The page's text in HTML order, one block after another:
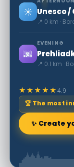
☀️
📍 0 km ·
🌆
EVENING
📍 0.1 km ·
★★★★★4.9
🏆 The most
✨ Create